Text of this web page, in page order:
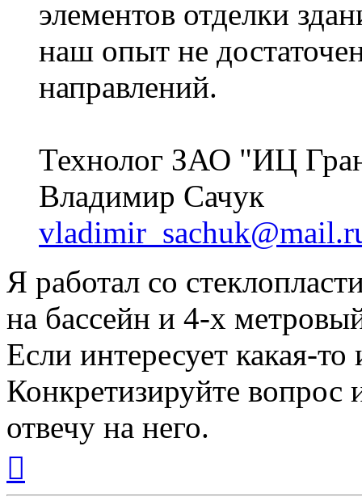
элементов отделки
наш опыт не
направлений.
Технолог ЗАО "ИЦ
Владимир Сачук
Я работал со
на бассейн и 4-х
Если интересует какая-
Конкретизируйте вопрос
отвечу на него.
началу